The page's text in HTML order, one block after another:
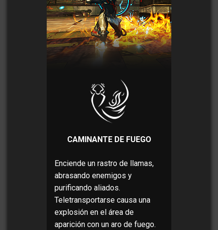
CAMINANTE DE FUEGO
Enciende un rastro de llamas,
abrasando enemigos y
purificando aliados.
Teletransportarse causa una
explosión en el área de
aparición con un aro de fuego.